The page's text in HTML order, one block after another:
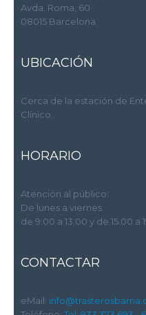
Avda. Roma, 60
08015 Barcelona
UBICACIÓN
Cerca de la estación de
Clínico.
HORARIO
Atención al público:
De lunes a viernes
de 9:00 a 13:00 y de 15:00 a
CONTACTAR
eMail: